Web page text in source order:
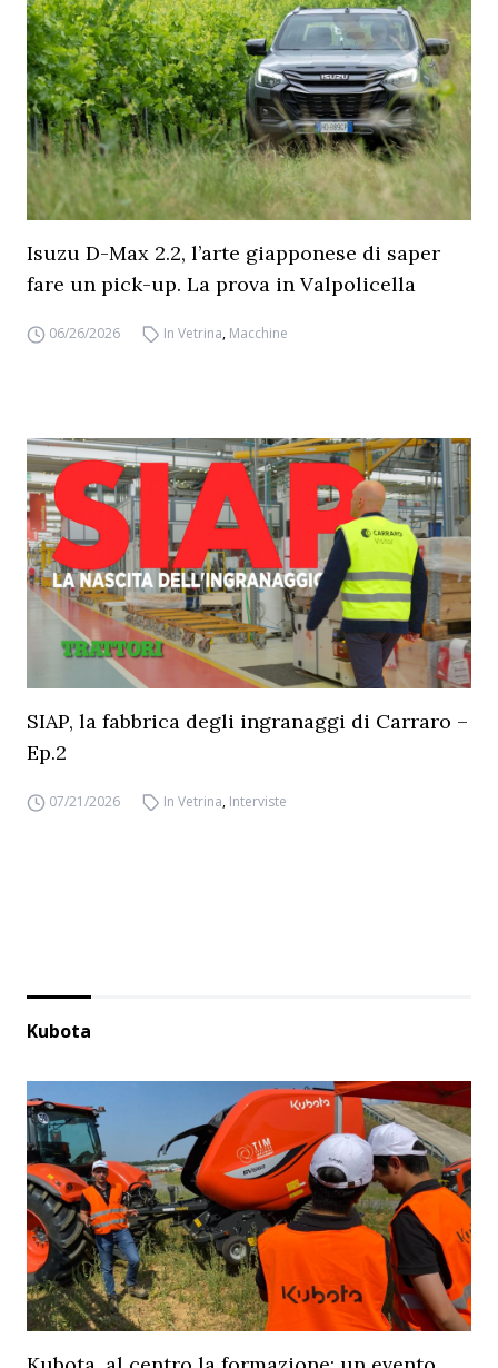
Isuzu D-Max 2.2, l’arte giapponese di saper
fare un pick-up. La prova in Valpolicella
06/26/2026 In Vetrina, Macchine
SIAP, la fabbrica degli ingranaggi di Carraro –
Ep.2
07/21/2026 In Vetrina, Interviste
Kubota